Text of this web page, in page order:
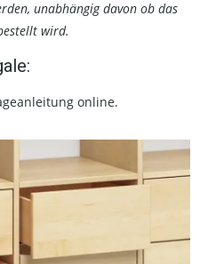
unabhängig davon ob das
wird.
online.